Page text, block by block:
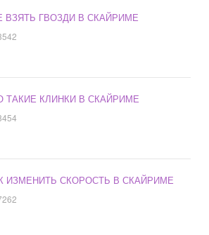
ВЗЯТЬ ГВОЗДИ В СКАЙРИМЕ
ТАКИЕ КЛИНКИ В СКАЙРИМЕ
ИЗМЕНИТЬ СКОРОСТЬ В СКАЙРИМЕ